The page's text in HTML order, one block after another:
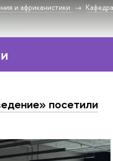
и африканистики
посетили